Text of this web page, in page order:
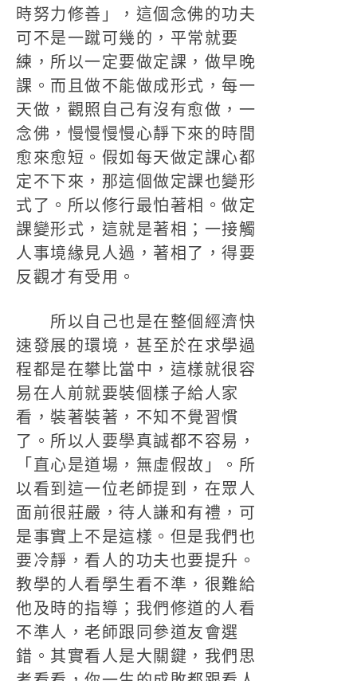
時努力修善」，這個念佛的功夫
可不是一蹴可幾的，平常就要
練，所以一定要做定課，做早晚
課。而且做不能做成形式，每一
天做，觀照自己有沒有愈做，一
念佛，慢慢慢慢心靜下來的時間
愈來愈短。假如每天做定課心都
定不下來，那這個做定課也變形
式了。所以修行最怕著相。做定
課變形式，這就是著相；一接觸
人事境緣見人過，著相了，得要
反觀才有受用。
所以自己也是在整個經濟快
速發展的環境，甚至於在求學過
程都是在攀比當中，這樣就很容
易在人前就要裝個樣子給人家
看，裝著裝著，不知不覺習慣
了。所以人要學真誠都不容易，
「直心是道場，無虛假故」。所
以看到這一位老師提到，在眾人
面前很莊嚴，待人謙和有禮，可
是事實上不是這樣。但是我們也
要冷靜，看人的功夫也要提升。
教學的人看學生看不準，很難給
他及時的指導；我們修道的人看
不準人，老師跟同參道友會選
錯。其實看人是大關鍵，我們思